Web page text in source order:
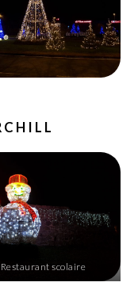
Restaurant scolaire